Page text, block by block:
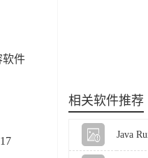
软件
相关软件推荐
Java